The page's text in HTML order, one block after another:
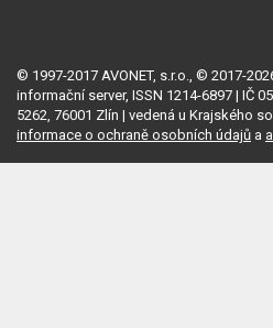
© 1997-2017 AVONET, s.r.o., © 2017-
informační server, ISSN 1214-6897 | IČ
5262, 76001 Zlín | vedená u Krajského
informace o ochraně osobních údajů a